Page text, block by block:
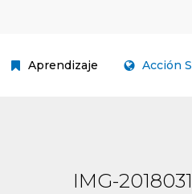
Aprendizaje Acción
IMG-